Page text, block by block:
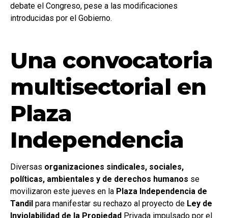
debate el Congreso, pese a las modificaciones
introducidas por el Gobierno.
Una convocatoria
multisectorial en
Plaza
Independencia
Diversas organizaciones sindicales, sociales,
políticas, ambientales y de derechos humanos se
movilizaron este jueves en la Plaza Independencia de
Tandil para manifestar su rechazo al proyecto de Ley de
Inviolabilidad de la Propiedad Privada impulsado por el